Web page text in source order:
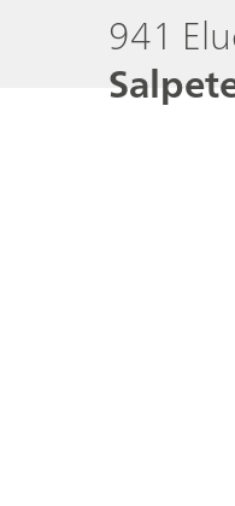
941